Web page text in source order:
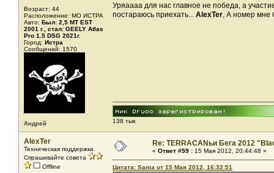
Возраст: 44
Расположение: МО ИСТРА
Авто: Был: 2,5 MT EST
2001 г., стал: GEELY Atlas
Pro 1.5 DSG 2021г.
Город: Истра
Сообщений: 1570
Андрей
Уряаааа для нас главное не победа, а
постараюсь приехать... AlexTer, А номер мне
138 тык.
AlexTer
Техническая поддержка
Спрашивайте совета
Offline
Re: TERRACANьи Бега 2012
« Ответ #59 : 15 Мая 2012, 20:44:48 »
Цитата: Sania от 15 Мая 2012, 16:32:51